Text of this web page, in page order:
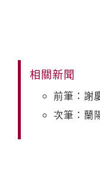
相關新聞
前筆：謝
次筆：蘭